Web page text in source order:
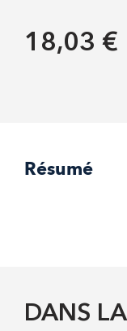
18,03 €
Résumé
DANS